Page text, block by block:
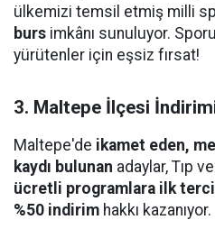
ülkemizi temsil etmiş milli
burs imkânı sunuluyor.
yürütenler için eşsiz fırsat!
3. Maltepe İlçesi
Maltepe'de ikamet eden,
kaydı bulunan adaylar, Tıp
ücretli programlara ilk
%50 indirim hakkı kazanıyor.